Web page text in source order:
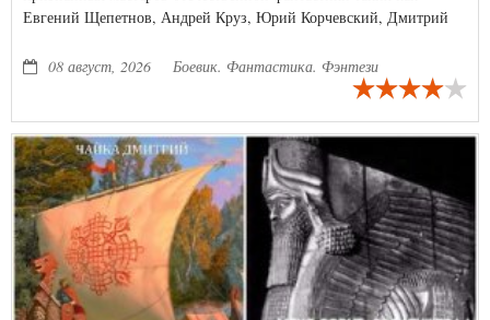
Евгений Щепетнов, Андрей Круз, Юрий Корчевский, Дмитрий
08 август, 2026
Боевик. Фантастика. Фэнтези